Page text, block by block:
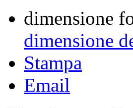
dimensione
dimensione
Stampa
Email